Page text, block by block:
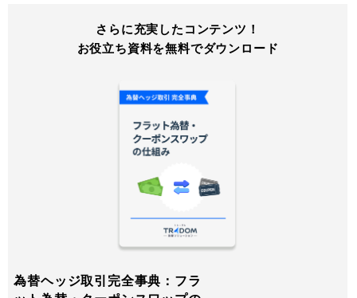
さらに充実したコンテンツ！
お役立ち資料を無料でダウンロード
為替ヘッジ取引完全事典：フラ